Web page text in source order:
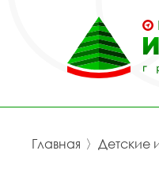
Главная 〉 Детские